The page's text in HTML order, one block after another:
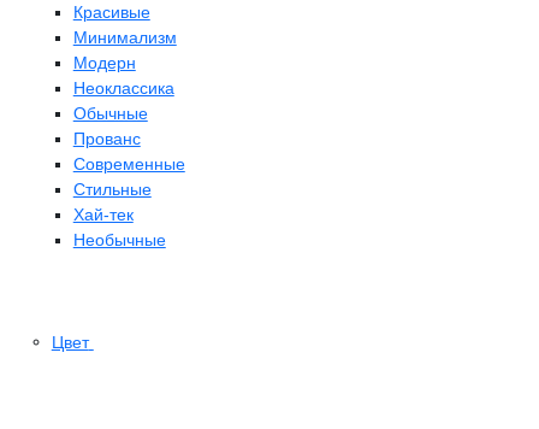
Красивые
Минимализм
Модерн
Неоклассика
Обычные
Прованс
Современные
Стильные
Хай-тек
Необычные
Цвет